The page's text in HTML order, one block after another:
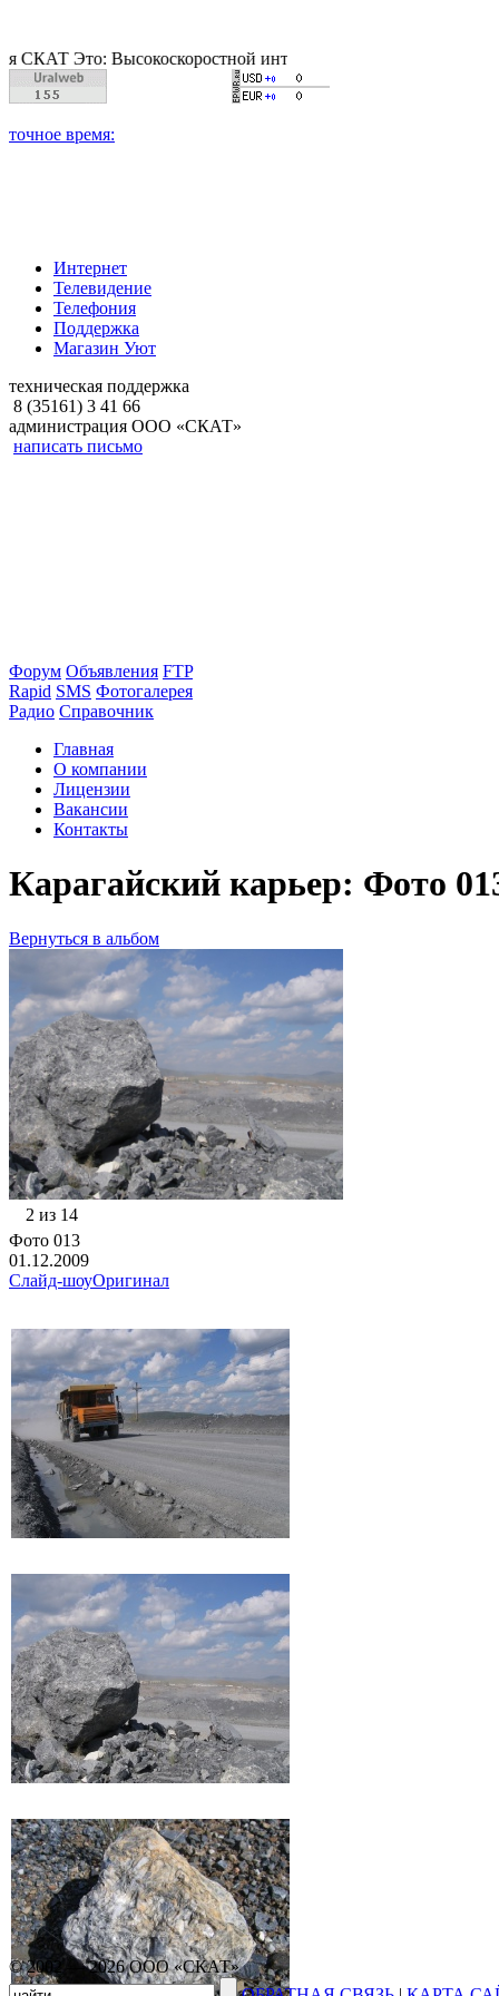
Это: Высокоскоростной интернет, качественное цифровое и
Интернет
Телевидение
Телефония
Поддержка
Магазин Уют
техническая поддержка
8 (35161) 3 41 66
администрация ООО «СКАТ»
написать письмо
Форум Объявления FTP
Rapid SMS Фотогалерея
Радио Справочник
Главная
О компании
Лицензии
Вакансии
Контакты
Карагайский карьер: Фото
Вернуться в альбом
2 из 14
Фото 013
01.12.2009
Слайд-шоуОригинал
© 2002 — 2026 ООО «СКАТ»